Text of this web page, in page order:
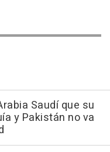
Saudí que su
y Pakistán no va